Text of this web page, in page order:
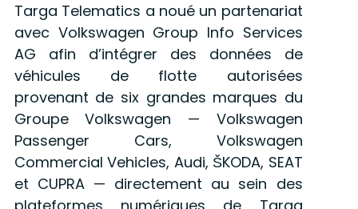
Targa Telematics a noué un partenariat
avec Volkswagen Group Info Services
AG afin d’intégrer des données de
véhicules de flotte autorisées
provenant de six grandes marques du
Groupe Volkswagen — Volkswagen
Passenger Cars, Volkswagen
Commercial Vehicles, Audi, ŠKODA, SEAT
et CUPRA — directement au sein des